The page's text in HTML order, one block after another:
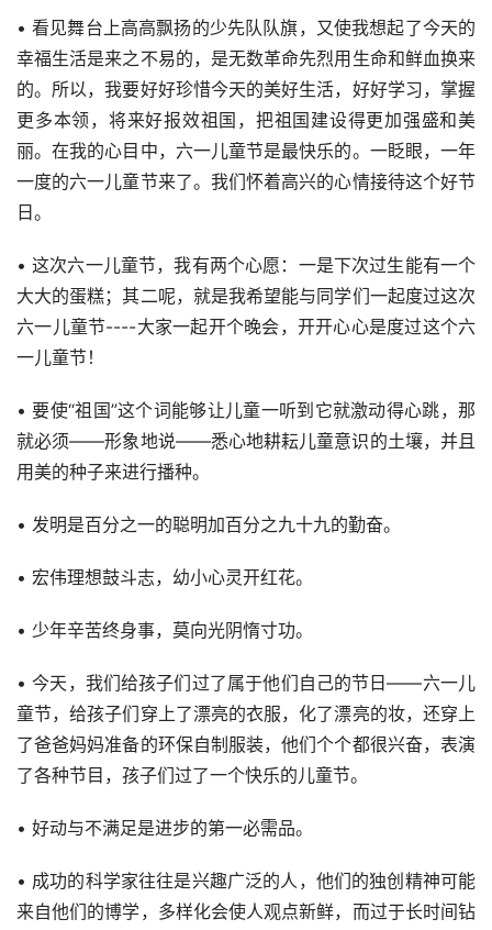
• 看见舞台上高高飘扬的少先队队旗，又使我想起了今天的
幸福生活是来之不易的，是无数革命先烈用生命和鲜血换来
的。所以，我要好好珍惜今天的美好生活，好好学习，掌握
更多本领，将来好报效祖国，把祖国建设得更加强盛和美
丽。在我的心目中，六一儿童节是最快乐的。一眨眼，一年
一度的六一儿童节来了。我们怀着高兴的心情接待这个好节
日。
• 这次六一儿童节，我有两个心愿：一是下次过生能有一个
大大的蛋糕；其二呢，就是我希望能与同学们一起度过这次
六一儿童节----大家一起开个晚会，开开心心是度过这个六
一儿童节！
• 要使“祖国”这个词能够让儿童一听到它就激动得心跳，那
就必须——形象地说——悉心地耕耘儿童意识的土壤，并且
用美的种子来进行播种。
• 发明是百分之一的聪明加百分之九十九的勤奋。
• 宏伟理想鼓斗志，幼小心灵开红花。
• 少年辛苦终身事，莫向光阴惰寸功。
• 今天，我们给孩子们过了属于他们自己的节日——六一儿
童节，给孩子们穿上了漂亮的衣服，化了漂亮的妆，还穿上
了爸爸妈妈准备的环保自制服装，他们个个都很兴奋，表演
了各种节目，孩子们过了一个快乐的儿童节。
• 好动与不满足是进步的第一必需品。
• 成功的科学家往往是兴趣广泛的人，他们的独创精神可能
来自他们的博学，多样化会使人观点新鲜，而过于长时间钻